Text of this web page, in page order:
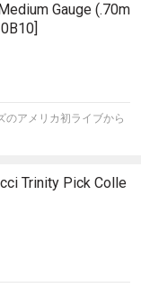
Gauge (.70m
アメリカ初ライブから
Trinity Pick Colle